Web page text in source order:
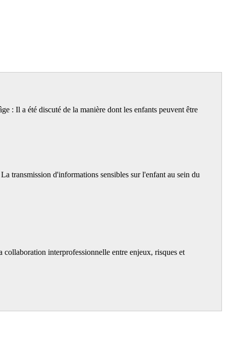
: Il a été discuté de la manière dont les enfants peuvent être
transmission d'informations sensibles sur l'enfant au sein du
interprofessionnelle entre enjeux, risques et